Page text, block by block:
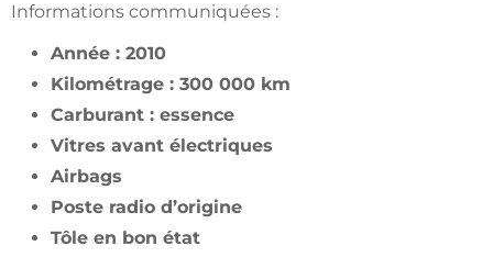
Informations communiquées :
Année : 2010
Kilométrage : 300 000 km
Carburant : essence
Vitres avant électriques
Airbags
Poste radio d’origine
Tôle en bon état